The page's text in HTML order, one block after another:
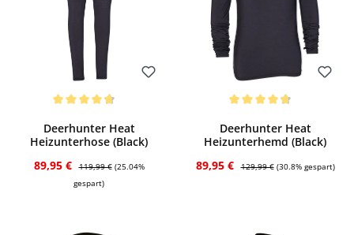
Bewerten
Deerhunter Heat
Heizunterhose (Black)
Verkaufspreis:
89,95 € Regulärer Preis:
119,99 € (25.04%
gespart)
Bewerten
Deerhunter Heat
Heizunterhemd (Black)
Verkaufspreis:
89,95 € Regulärer Preis:
129,99 € (30.8% gespart)